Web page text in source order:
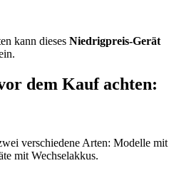
kann dieses Niedrigpreis-Gerät
dem Kauf achten:
verschiedene Arten: Modelle mit
mit Wechselakkus.